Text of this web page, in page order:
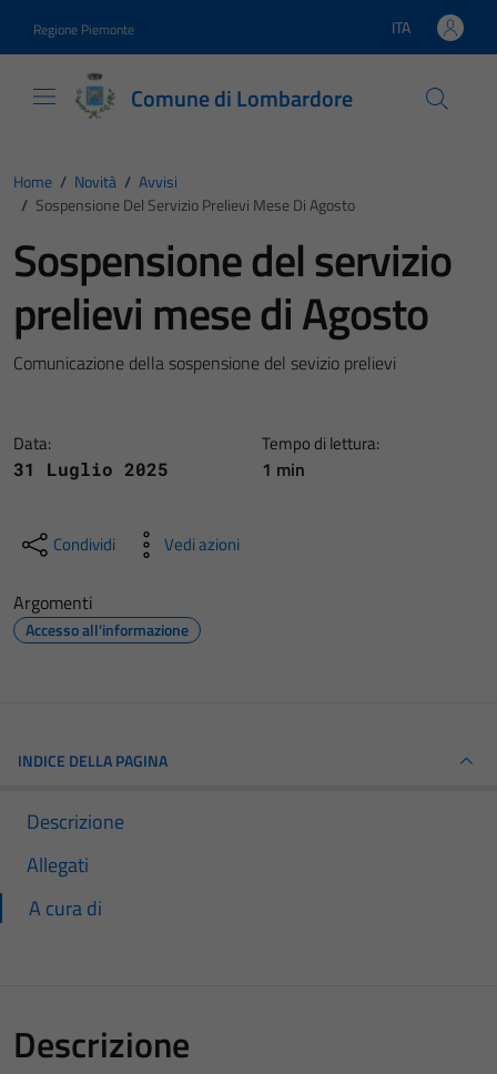
Regione Piemonte Lingua attiva:
ITA
Comune di Lombardore
Home / Novità / Avvisi
/ Sospensione Del Servizio Prelievi Mese Di Agosto
Sospensione del servizio
prelievi mese di Agosto
Comunicazione della sospensione del sevizio prelievi
Data:
31 Luglio 2025
Tempo di lettura:
1 min
Condividi Vedi azioni
Argomenti
Accesso all'informazione
INDICE DELLA PAGINA
Descrizione
Allegati
A cura di
Descrizione